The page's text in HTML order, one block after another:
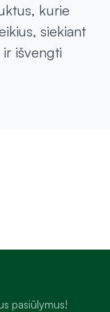
kurie
siekiant
išvengti
pasiūlymus!